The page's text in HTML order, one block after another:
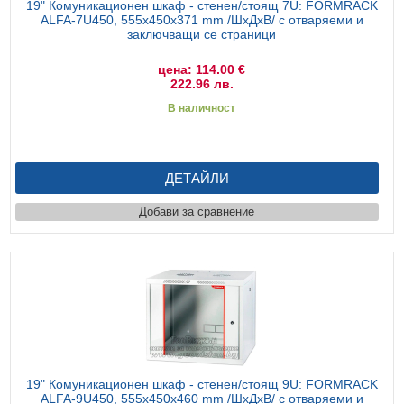
ГЪВКАВИ ГОФРИРАНИ ТРЪБИ
POE УДЪЛЖИТЕЛИ И POE СПЛИТЕРИ
МИКРОФОНИ И ГОВОРИТЕЛИ ЗА ВИДЕОНАБЛЮДЕНИЕ
УПРАВЛЕНИЯ ЗА ВЪРТЯЩИ КАМЕРИ
КОНЕКТОРИ
ПВЦ КУТИИ
МЕТАЛНИ ТАБЛА
БЕЗЖИЧНИ МИШКИ И ЕЛЕКТРИЧЕСКИ РАЗКЛОНИТЕЛИ
МЕДИА КОНВЕРТОРИ И SFP МОДУЛИ
БЕЗЖИЧНИ АЛАРМЕНИ СИСТЕМИ AJAX
БЕЗЖИЧНИ АЛАРМЕНИ ПАНЕЛИ (ХЪБ) AJAX
БЕЗЖИЧНИ РАЗШИРИТЕЛИ НА ОБХВАТ AJAX
БЕЗЖИЧНИ АЛАРМЕНИ СИСТЕМИ HIKVISION AX PRO
БЕЗЖИЧНИ ПАНЕЛИ HIKVISION AX PRO
КОМУНИКАЦИОННИ ШКАФОВЕ
19" Комуникационен шкаф - стенен/стоящ 7U: FORMRACK
ALFA-7U450, 555х450х371 mm /ШхДхВ/ с отваряеми и
заключващи се страници
цена: 114.00 €
222.96 лв.
В наличност
ДЕТАЙЛИ
Добави за сравнение
19" Комуникационен шкаф - стенен/стоящ 9U: FORMRACK
ALFA-9U450, 555х450х460 mm /ШхДхВ/ с отваряеми и